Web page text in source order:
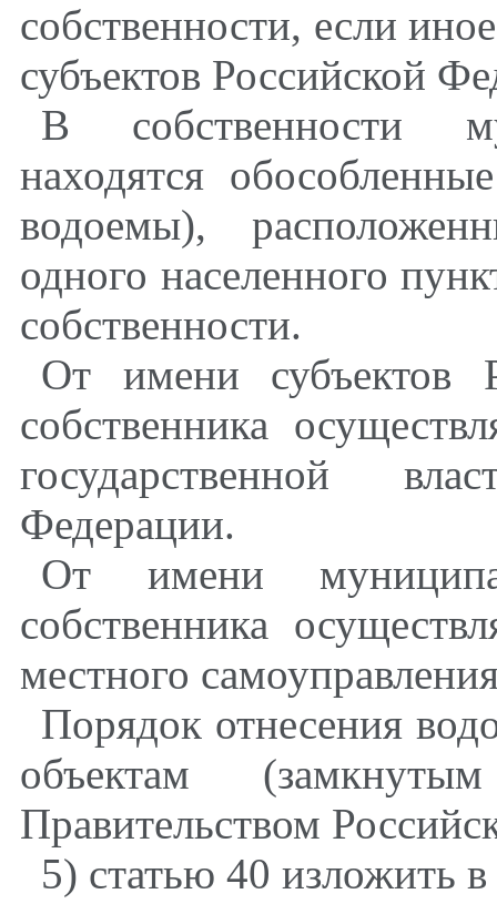
собственности, если
субъектов Российской
В собственности
находятся
водоемы),
одного населенного
собственности.
От имени субъектов
собственника
государственной
Федерации.
От имени
собственника
местного
Порядок отнесения
объектам
Правительством
5) статью 40 изложить